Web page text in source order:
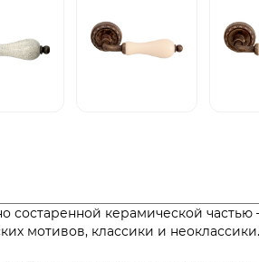
состаренной керамической
мотивов, классики и неоклассики.